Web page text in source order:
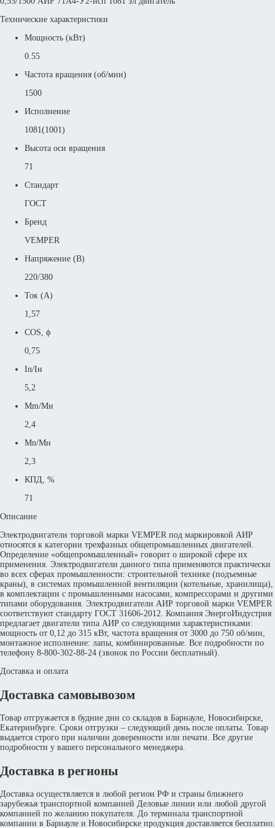
Технические характеристики
Мощность (кВт)
0.55
Частота вращения (об/мин)
1500
Исполнение
1081(1001)
Высота оси вращения
71
Стандарт
ГОСТ
Бренд
VEMPER
Напряжение (В)
220/380
Ток (А)
1,57
COS, ϕ
0,75
In/Iн
5,2
Mm/Mн
2,4
Mn/Mн
2,3
КПД, %
71
Описание
Электродвигатели торговой марки VEMPER под маркировкой АИР
относятся к категории трехфазных общепромышленных двигателей.
Определение «общепромышленный» говорит о широкой сфере их
применения. Электродвигатели данного типа применяются практически
во всех сферах промышленности: строительной технике (подъемные
краны), в системах промышленной вентиляции (котельные, хранилища),
в комплектации с промышленными насосами, компрессорами и другими
типами оборудования. Электродвигатели АИР торговой марки VEMPER
соответствуют стандарту ГОСТ 31606-2012. Компания ЭнергоИндустрия
предлагает двигатели типа АИР со следующими характеристиками:
мощность от 0,12 до 315 кВт, частота вращения от 3000 до 750 об/мин,
монтажное исполнение: лапы, комбинированные. Все подробности по
телефону 8-800-302-88-24 (звонок по России бесплатный).
Доставка и оплата
Доставка самовывозом
Товар отгружается в будние дни со складов в Барнауле, Новосибирске,
Екатеринбурге. Сроки отгрузки – следующий день после оплаты. Товар
выдается строго при наличии доверенности или печати. Все другие
подробности у вашего персонального менеджера.
Доставка в регионы
Доставка осуществляется в любой регион РФ и страны ближнего
зарубежья транспортной компанией Деловые линии или любой другой
компанией по желанию покупателя. До терминала транспортной
компании в Барнауле и Новосибирске продукция доставляется бесплатно.